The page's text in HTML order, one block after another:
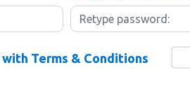
with Terms & Conditions